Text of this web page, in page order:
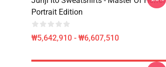
Portrait Edition
₩5,642,910 - ₩6,607,510